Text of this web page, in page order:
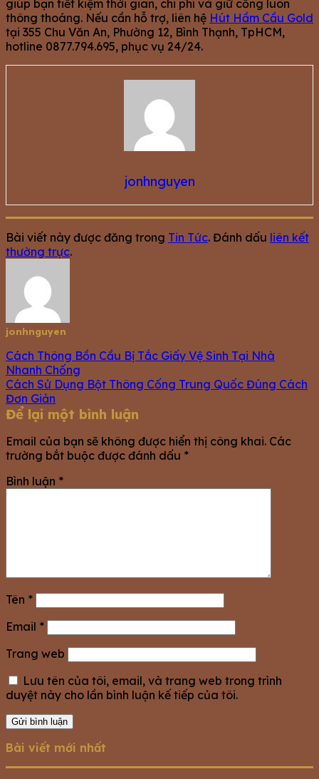
giúp bạn tiết kiệm thời gian, chi phí và giữ cống luôn
thông thoáng. Nếu cần hỗ trợ, liên hệ Hút Hầm Cầu Gold
tại 355 Chu Văn An, Phường 12, Bình Thạnh, TpHCM,
hotline 0877.794.695, phục vụ 24/24.
jonhnguyen
Bài viết này được đăng trong Tin Tức. Đánh dấu liên kết
thường trực.
jonhnguyen
Cách Thông Bồn Cầu Bị Tắc Giấy Vệ Sinh Tại Nhà
Nhanh Chống
Cách Sử Dụng Bột Thông Cống Trung Quốc Đúng Cách
Đơn Giản
Để lại một bình luận
Email của bạn sẽ không được hiển thị công khai. Các
trường bắt buộc được đánh dấu *
Bình luận *
Tên *
Email *
Trang web
Lưu tên của tôi, email, và trang web trong trình
duyệt này cho lần bình luận kế tiếp của tôi.
Bài viết mới nhất